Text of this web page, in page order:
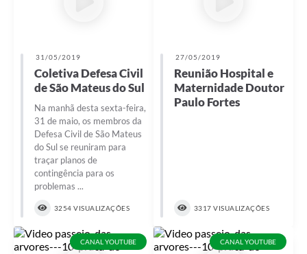
31/05/2019
Coletiva Defesa Civil
de São Mateus do Sul
Na manhã desta sexta-feira,
31 de maio, os membros da
Defesa Civil de São Mateus
do Sul se reuniram para
traçar planos de
contingência para os
problemas ...
3254 VISUALIZAÇÕES
27/05/2019
Reunião Hospital e
Maternidade Doutor
Paulo Fortes
3317 VISUALIZAÇÕES
CANAL YOUTUBE CANAL YOUTUBE